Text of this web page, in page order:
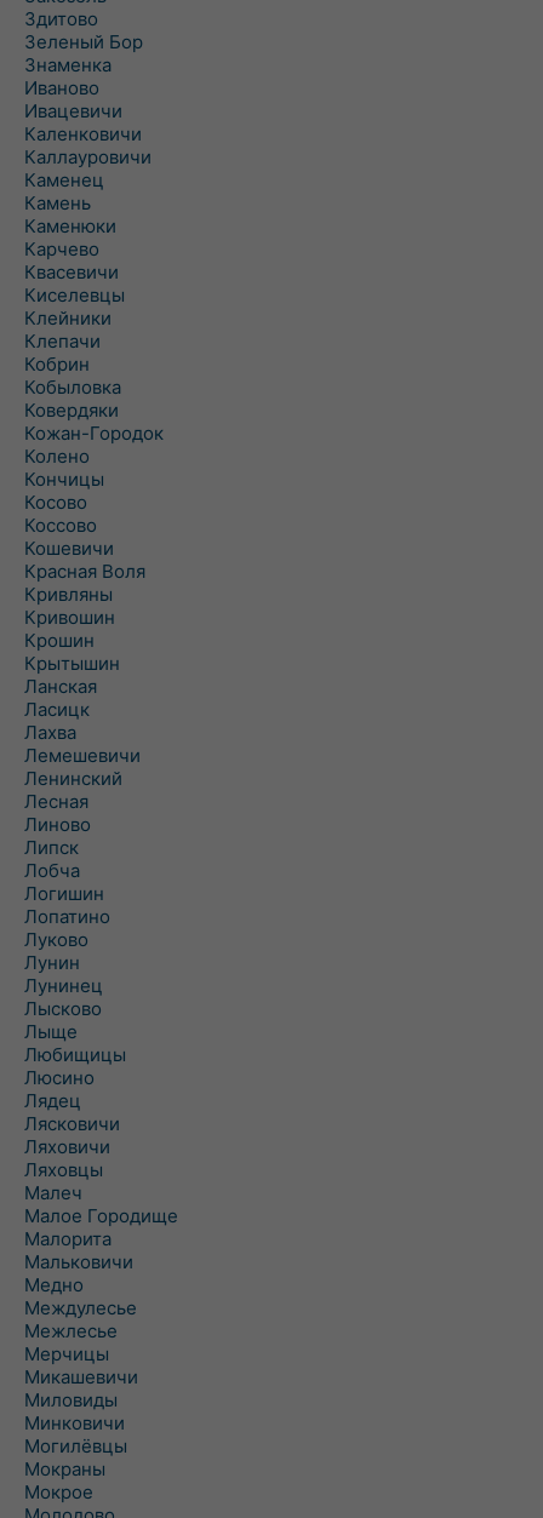
Здитово
Зеленый Бор
Знаменка
Иваново
Ивацевичи
Каленковичи
Каллауровичи
Каменец
Камень
Каменюки
Карчево
Квасевичи
Киселевцы
Клейники
Клепачи
Кобрин
Кобыловка
Ковердяки
Кожан-Городок
Колено
Кончицы
Косово
Коссово
Кошевичи
Красная Воля
Кривляны
Кривошин
Крошин
Крытышин
Ланская
Ласицк
Лахва
Лемешевичи
Ленинский
Лесная
Линово
Липск
Лобча
Логишин
Лопатино
Луково
Лунин
Лунинец
Лысково
Лыще
Любищицы
Люсино
Лядец
Лясковичи
Ляховичи
Ляховцы
Малеч
Малое Городище
Малорита
Мальковичи
Медно
Междулесье
Межлесье
Мерчицы
Микашевичи
Миловиды
Минковичи
Могилёвцы
Мокраны
Мокрое